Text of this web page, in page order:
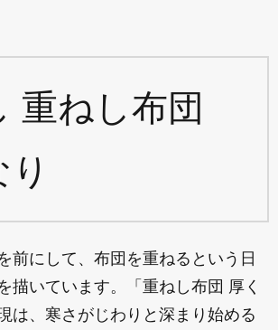
重ねし布団
前にして、布団を重ねるという日
描いています。「重ねし布団 厚く
は、寒さがじわりと深まり始める